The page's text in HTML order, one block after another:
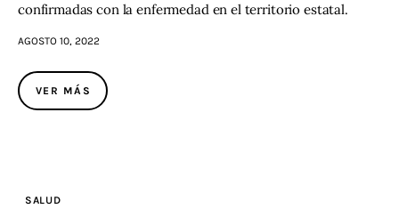
confirmadas con la enfermedad en el territorio estatal.
AGOSTO 10, 2022
VER MÁS
SALUD